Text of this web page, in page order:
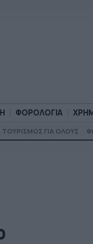
ΦΟΡΟΛΟΓΙΑ
ΤΟΥΡΙΣΜΟΣ ΓΙΑ ΟΛΟΥΣ